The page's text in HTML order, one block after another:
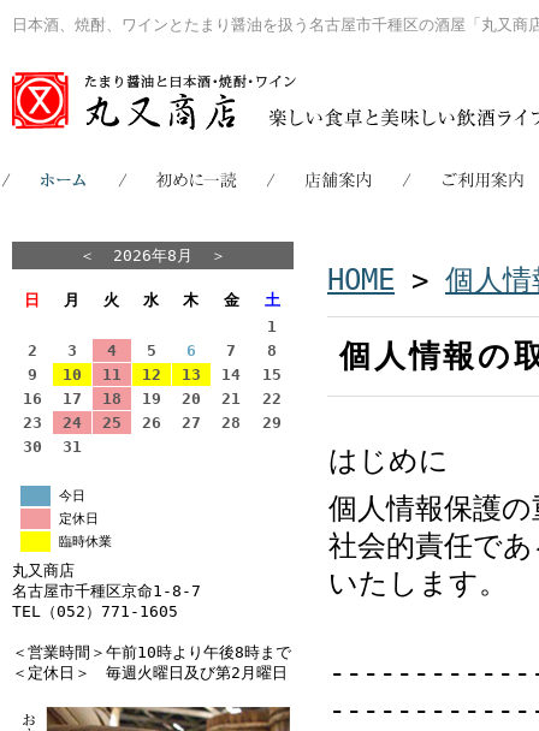
日本酒、焼酎、ワインとたまり醤油を扱う名古屋市千種区の酒屋「丸又商
＜ 2026年8月 ＞
日 月 火 水 木 金 土
1
2
3 4 5 6 7
8
9
10 11 12 13 14
15
16
17 18 19 20 21
22
23
24 25 26 27 28
29
30
31
今日
定休日
臨時休業
丸又商店
名古屋市千種区京命1-8-7
TEL（052）771-1605
＜営業時間＞午前10時より午後8時まで
＜定休日＞ 毎週火曜日及び第2月曜日
HOME > 個人
個人情報の
はじめに
個人情報保護
社会的責任で
いたします。